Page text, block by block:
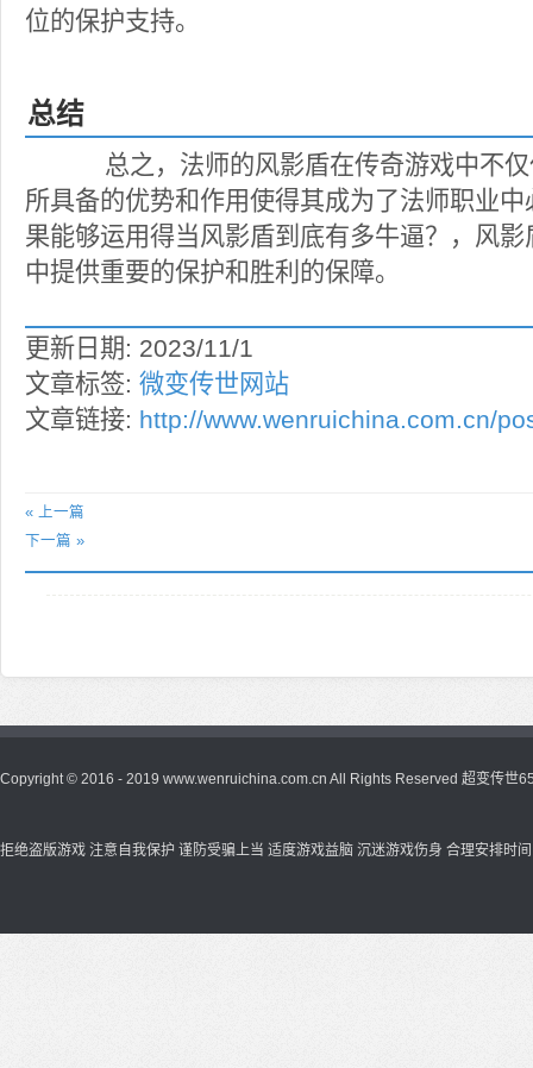
位的保护支持。
总结
总之，法师的风影盾在传奇游戏中不仅
所具备的优势和作用使得其成为了法师职业
果能够运用得当风影盾到底有多牛逼？，风
中提供重要的保护和胜利的保障。
更新日期: 2023/11/1
文章标签: 微变传世网站
文章链接: http://www.wenruichina.com.cn/
« 上一篇
下一篇 »
Copyright © 2016 - 2019 www.wenruichina.com.cn All Rights Reserved 超变传世
拒绝盗版游戏 注意自我保护 谨防受骗上当 适度游戏益脑 沉迷游戏伤身 合理安排时